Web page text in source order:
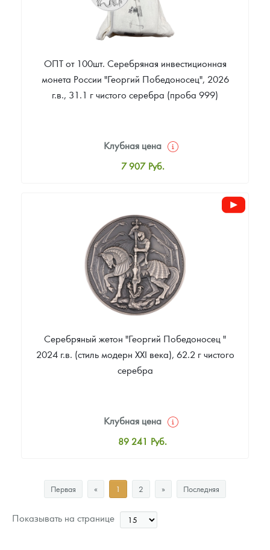
ОПТ от 100шт. Серебряная инвестиционная
монета России "Георгий Победоносец", 2026
г.в., 31.1 г чистого серебра (проба 999)
Клубная цена
7 907 Руб.
Цена выкупа
Звоните
Серебряный жетон "Георгий Победоносец "
2024 г.в. (стиль модерн XXI века), 62.2 г чистого
серебра
Клубная цена
89 241 Руб.
91 405 Руб.
Цена выкупа
Звоните
Первая « 1 2 » Последняя
Показывать на странице